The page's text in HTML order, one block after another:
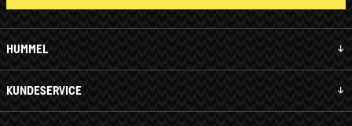
HUMMEL
KUNDESERVICE